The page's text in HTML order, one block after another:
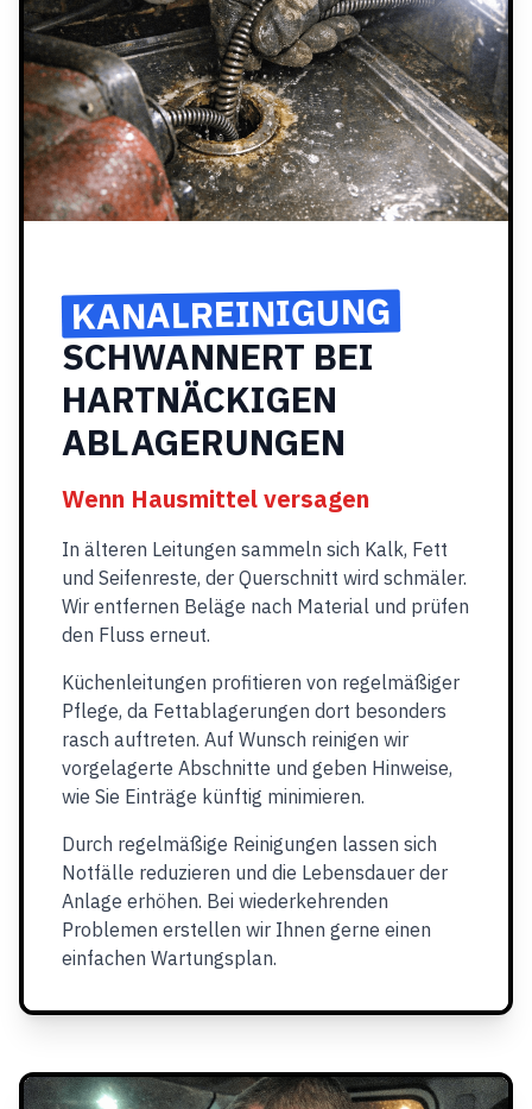
KANALREINIGUNG
SCHWANNERT BEI
HARTNÄCKIGEN
ABLAGERUNGEN
Wenn Hausmittel versagen
In älteren Leitungen sammeln sich Kalk, Fett
und Seifenreste, der Querschnitt wird schmäler.
Wir entfernen Beläge nach Material und prüfen
den Fluss erneut.
Küchenleitungen profitieren von regelmäßiger
Pflege, da Fettablagerungen dort besonders
rasch auftreten. Auf Wunsch reinigen wir
vorgelagerte Abschnitte und geben Hinweise,
wie Sie Einträge künftig minimieren.
Durch regelmäßige Reinigungen lassen sich
Notfälle reduzieren und die Lebensdauer der
Anlage erhöhen. Bei wiederkehrenden
Problemen erstellen wir Ihnen gerne einen
einfachen Wartungsplan.